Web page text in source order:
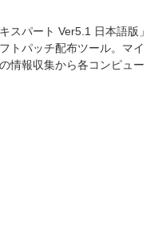
スパート Ver5.1 日本語版」
トパッチ配布ツール。マイ
情報収集から各コンピュー